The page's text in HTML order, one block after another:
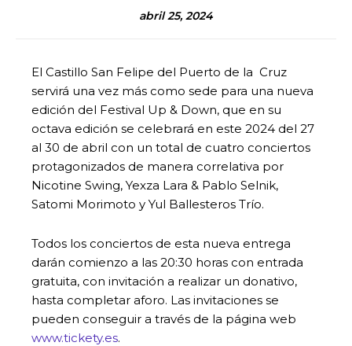
abril 25, 2024
El Castillo San Felipe del Puerto de la Cruz
servirá una vez más como sede para una nueva
edición del Festival Up & Down, que en su
octava edición se celebrará en este 2024 del 27
al 30 de abril con un total de cuatro conciertos
protagonizados de manera correlativa por
Nicotine Swing, Yexza Lara & Pablo Selnik,
Satomi Morimoto y Yul Ballesteros Trío.
Todos los conciertos de esta nueva entrega
darán comienzo a las 20:30 horas con entrada
gratuita, con invitación a realizar un donativo,
hasta completar aforo. Las invitaciones se
pueden conseguir a través de la página web
www.tickety.es.